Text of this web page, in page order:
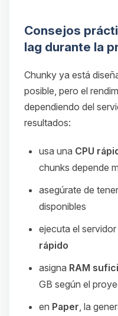
Consejos
lag durante la
Chunky ya está
posible, pero el
dependiendo del
resultados:
usa una CPU
chunks depende
asegúrate de tener
disponibles
ejecuta el
rápido
asigna RAM
GB según el
en Paper , la